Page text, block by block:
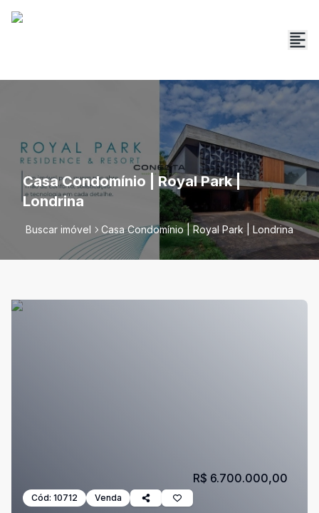
Casa Condomínio | Royal Park |
Londrina
Buscar imóvel Casa Condomínio | Royal Park | Londrina
Cód: 10712 Venda
R$ 6.700.000,00